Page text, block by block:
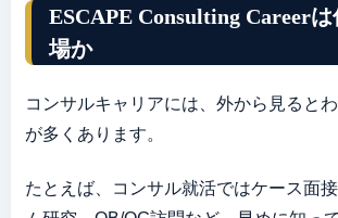
ESCAPE Consulting Career
場か
コンサルキャリアには、外から見ると
が多くあります。
たとえば、コンサル就活ではケース面